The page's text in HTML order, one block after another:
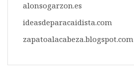
alonsogarzon.es
ideasdeparacaidista.com
zapatoalacabeza.blogspot.com